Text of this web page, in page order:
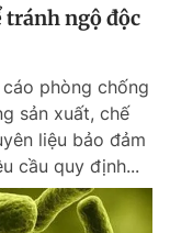
tránh ngộ độc
phòng chống
sản xuất, chế
liệu bảo đảm
cầu quy định...